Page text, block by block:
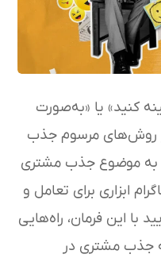
کنید» یا «به‌صورت
روش‌های مرسوم جذب
به موضوع جذب مشتری
ابزاری برای تعامل و
با این فرمان، راه‌هایی
جذب مشتری در